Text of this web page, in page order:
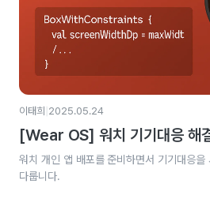
이태희 2025.05.24
[Wear OS] 워치 기기대응 해
워치 개인 앱 배포를 준비하면서 기기대응을
다룹니다.